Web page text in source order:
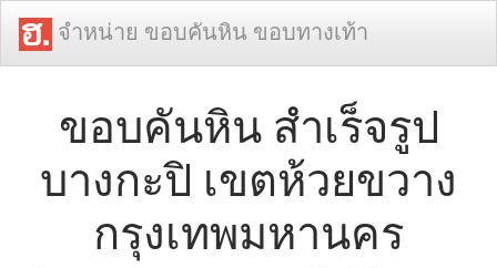
จำหน่าย ขอบคันหิน ขอบทางเท้า
ขอบคันหิน สำเร็จรูป
บางกะปิ เขตห้วยขวาง
กรุงเทพมหานคร